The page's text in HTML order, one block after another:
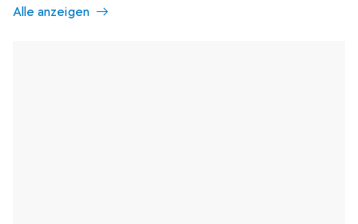
Alle anzeigen